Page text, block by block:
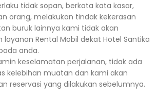
tidak sopan, berkata kata kasar,
orang, melakukan tindak kekerasan
buruk lainnya kami tidak akan
layanan Rental Mobil dekat Hotel Santika
anda.
keselamatan perjalanan, tidak ada
kelebihan muatan dan kami akan
reservasi yang dilakukan sebelumnya.